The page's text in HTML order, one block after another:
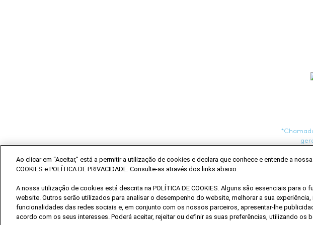
Ao clicar em “Aceitar,” está a permitir a utilização de cookies e declara que conhece e entende a nossa
COOKIES e POLÍTICA DE PRIVACIDADE. Consulte-as através dos links abaixo.
A nossa utilização de cookies está descrita na POLÍTICA DE COOKIES. Alguns são essenciais para o
website. Outros serão utilizados para analisar o desempenho do website, melhorar a sua
funcionalidades das redes sociais e, em conjunto com os nossos parceiros, apresentar-lhe
acordo com os seus interesses. Poderá aceitar, rejeitar ou definir as suas preferências, utilizando os